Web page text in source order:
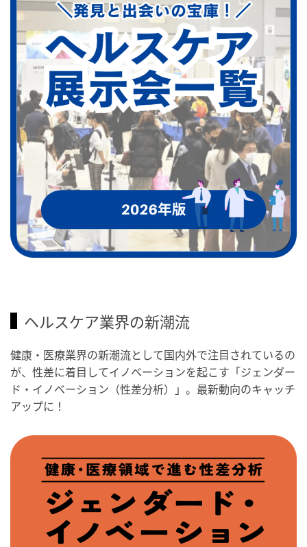
ヘルスケア業界の新潮流
健康・医療業界の新潮流として国内外で注目されているの
が、性差に着目してイノベーションを起こす「ジェンダー
ド・イノベーション（性差分析）」。最新動向のキャッチ
アップに！